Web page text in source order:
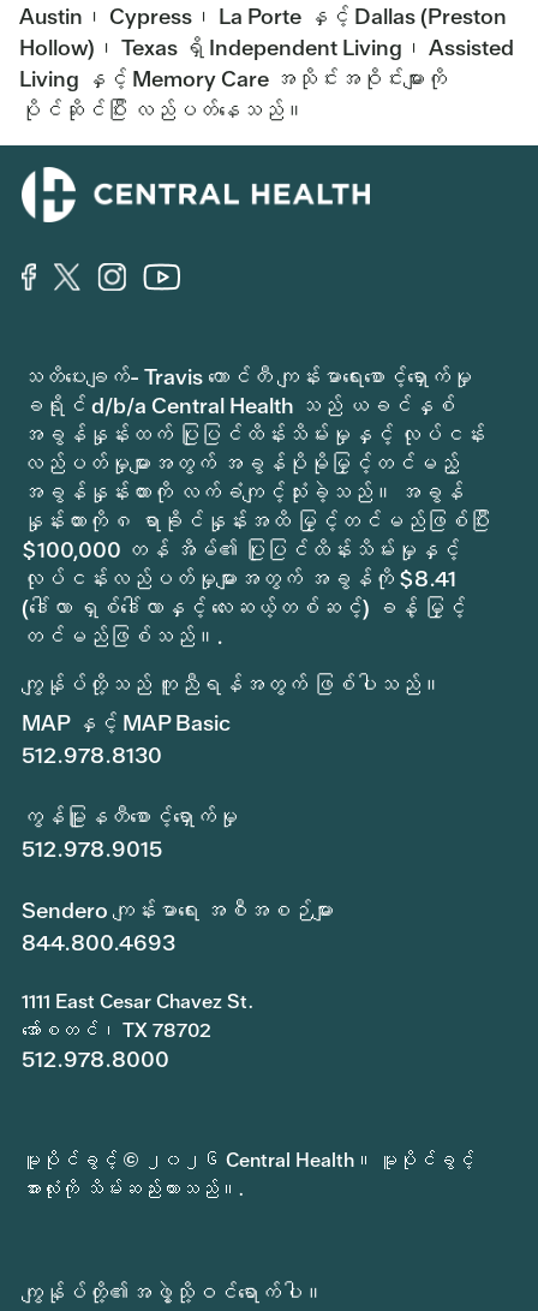
Austin၊ Cypress၊ La Porte နှင့် Dallas (Preston
Hollow)၊ Texas ရှိ Independent Living၊ Assisted
Living နှင့် Memory Care အသိုင်းအဝိုင်းများကို
ပိုင်ဆိုင်ပြီး လည်ပတ်နေသည်။
သတိပေးချက်- Travis ကောင်တီ ကျန်းမာရေးစောင့်ရှောက်မှု
ခရိုင် d/b/a Central Health သည် ယခင်နှစ်
အခွန်နှုန်းထက် ပြုပြင်ထိန်းသိမ်းမှုနှင့် လုပ်ငန်း
လည်ပတ်မှုများအတွက် အခွန်ပိုမိုမြှင့်တင်မည့်
အခွန်နှုန်းထားကို လက်ခံကျင့်သုံးခဲ့သည်။ အခွန်
နှုန်းထားကို ၈ ရာခိုင်နှုန်းအထိ မြှင့်တင်မည်ဖြစ်ပြီး
$100,000 တန် အိမ်၏ ပြုပြင်ထိန်းသိမ်းမှုနှင့်
လုပ်ငန်းလည်ပတ်မှုများအတွက် အခွန်ကို $8.41
(ဒေါ်လာ ရှစ်ဒေါ်လာနှင့် လေးဆယ့်တစ်ဆင့်) ခန့် မြှင့်
တင်မည်ဖြစ်သည်။.
ကျွန်ုပ်တို့သည် ကူညီရန်အတွက် ဖြစ်ပါသည်။
MAP နှင့် MAP Basic
512.978.8130
ကွန်မြူနတီစောင့်ရှောက်မှု
512.978.9015
Sendero ကျန်းမာရေး အစီအစဉ်များ
844.800.4693
1111 East Cesar Chavez St.
အော်စတင်၊ TX 78702
512.978.8000
မူပိုင်ခွင့် © ၂၀၂၆ Central Health။ မူပိုင်ခွင့်
အားလုံးကို သိမ်းဆည်းထားသည်။.
ကျွန်ုပ်တို့၏အဖွဲ့သို့ဝင်ရောက်ပါ။